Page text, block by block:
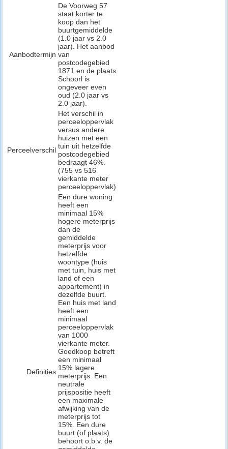
Aanbodtermijn
De Voorweg 57
staat korter te
koop dan het
buurtgemiddelde
(1.0 jaar vs 2.0
jaar). Het aanbod
van
postcodegebied
1871 en de plaats
Schoorl is
ongeveer even
oud (2.0 jaar vs
2.0 jaar).
Perceelverschil
Het verschil in
perceeloppervlak
versus andere
huizen met een
tuin uit hetzelfde
postcodegebied
bedraagt 46%.
(755 vs 516
vierkante meter
perceeloppervlak)
Definities
Een dure woning
heeft een
minimaal 15%
hogere meterprijs
dan de
gemiddelde
meterprijs voor
hetzelfde
woontype (huis
met tuin, huis met
land of een
appartement) in
dezelfde buurt.
Een huis met land
heeft een
minimaal
perceeloppervlak
van 1000
vierkante meter.
Goedkoop betreft
een minimaal
15% lagere
meterprijs. Een
neutrale
prijspositie heeft
een maximale
afwijking van de
meterprijs tot
15%. Een dure
buurt (of plaats)
behoort o.b.v. de